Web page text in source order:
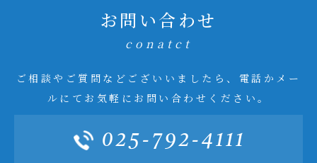
お問い合わせ
conatct
ご相談やご質問などございいましたら、電話かメー
ルにてお気軽にお問い合わせください。
025-792-4111